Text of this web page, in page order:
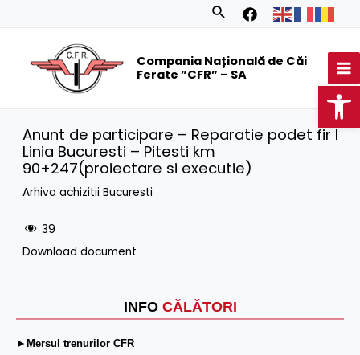
Search
Compania Națională de Căi
Ferate ”CFR” – SA
INFO CĂLĂTORI
►Mersul trenurilor CFR
Anunt de participare – Reparatie podet fir I
Linia Bucuresti – Pitesti km
90+247(proiectare si executie)
Arhiva achizitii Bucuresti
39
Download document